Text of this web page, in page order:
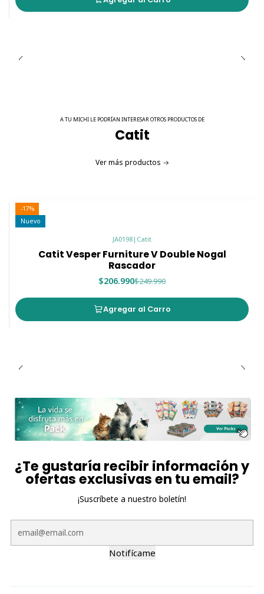
A TU MICHI LE PODRÍAN INTERESAR OTROS PRODUCTOS DE
Catit
Ver más productos
-17%
Nuevo
JA0198 | Catit
Catit Vesper Furniture V Double Nogal
Rascador
$206.990$249.990
Agregar al Carro
¿Te gustaría recibir información y
ofertas exclusivas en tu email?
¡Suscríbete a nuestro boletín!
Notifícame